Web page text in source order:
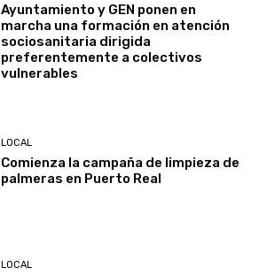
Ayuntamiento y GEN ponen en
marcha una formación en atención
sociosanitaria dirigida
preferentemente a colectivos
vulnerables
LOCAL
Comienza la campaña de limpieza de
palmeras en Puerto Real
LOCAL